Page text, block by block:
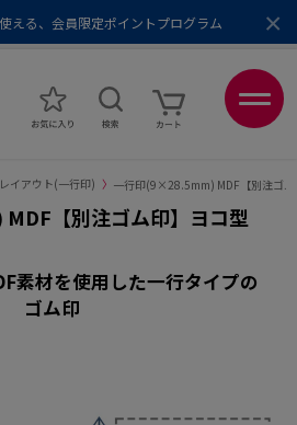
える、会員限定ポイントプログラム
配便3,500円以上のお買い物で送料無料
ンプをシヤチハタがレコメンド
イアウト(一行印) 〉 一行印(9×28.5mm) MDF【別注ゴム
【別注ゴム印】ヨコ型
×
素材を使用した一行タイプの
ゴム印